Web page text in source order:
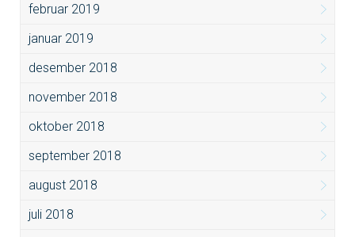
februar 2019
januar 2019
desember 2018
november 2018
oktober 2018
september 2018
august 2018
juli 2018